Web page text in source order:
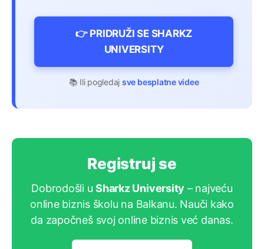
👉 PRIDRUŽI SE SHARKZ
UNIVERSITY
📚 Ili pogledaj sve besplatne videe
Registruj se
Dobrodošli uSharkz University – najveću
online biznis školu na Balkanu. Nauči kako
da započneš svoj online biznis već danas.